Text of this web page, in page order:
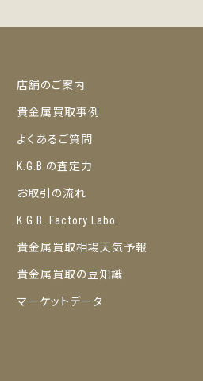
店舗のご案内
貴金属買取事例
よくあるご質問
K.G.B.の査定力
お取引の流れ
K.G.B. Factory Labo.
貴金属買取相場天気予報
貴金属買取の豆知識
マーケットデータ